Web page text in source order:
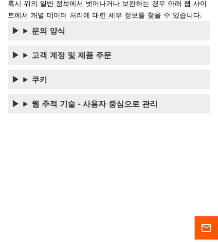
혹시 위의 일반 정보에서 벗어나거나 보완하는 경우 아래 웹 사이
트에서 개별 데이터 처리에 대한 세부 정보를 찾을 수 있습니다.
문의 양식
고객 계정 및 제품 주문
쿠키
웹 추적 기술 - 사용자 중심으로 관리
mail_outline